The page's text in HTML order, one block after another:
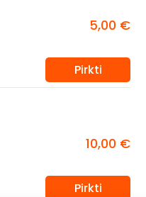
5,00 €
Pirkti
10,00 €
Pirkti